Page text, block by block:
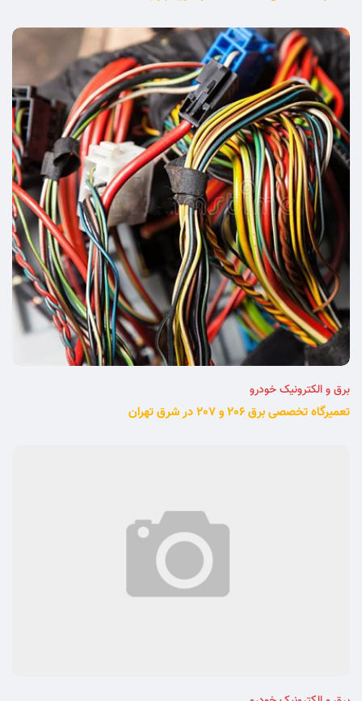
برق و الکترونیک خودرو
تعمیرگاه تخصصی برق 206 و 207 در شرق تهران